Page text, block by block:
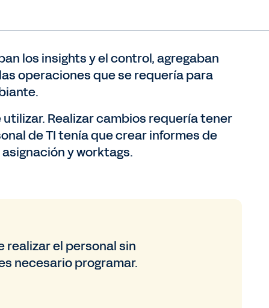
los insights y el control, agregaban
operaciones que se requería para
Realizar cambios requería tener
de TI tenía que crear informes de
y worktags.
realizar el personal sin
necesario programar.